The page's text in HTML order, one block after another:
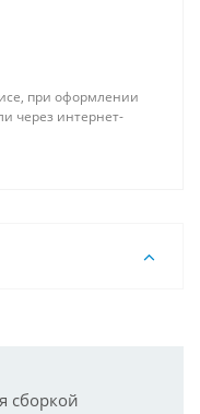
при оформлении
через интернет-
сборкой